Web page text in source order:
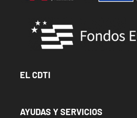
Image
Menu Footer Cdti
EL CDTI
Menu Footer Ayudas y Servicios
AYUDAS Y SERVICIOS